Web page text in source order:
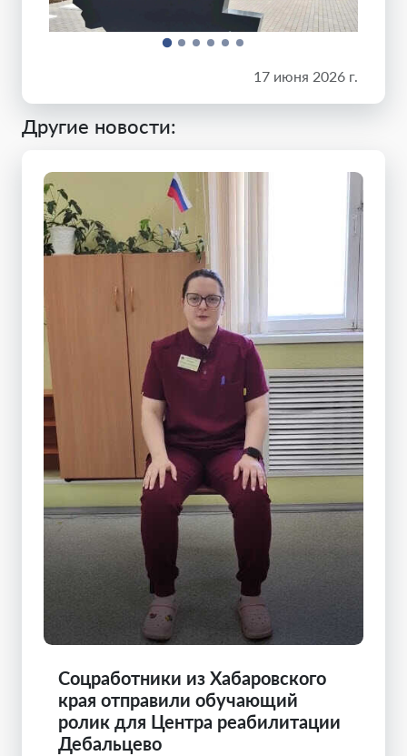
17 июня 2026 г.
Другие новости:
Соцработники из Хабаровского
края отправили обучающий
ролик для Центра реабилитации
Дебальцево